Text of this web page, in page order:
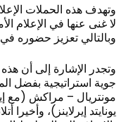
وتهدف هذه الحملات
لا غنى عنها في الإعلام
وبالتالي تعزيز حضوره
وتجدر الإشارة إلى أن
جوية استراتيجية بفضل
مونتريال – مراكش (مع
يونايتد إيرلاينز)، وأخيرا